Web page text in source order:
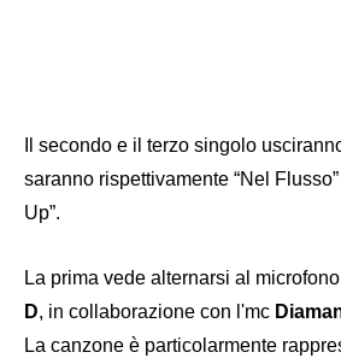
Il secondo e il terzo singolo
saranno rispettivamente “Nel
Up”.
La prima vede alternarsi al microfono
D, in collaborazione con l'mc
La canzone è particolarmente